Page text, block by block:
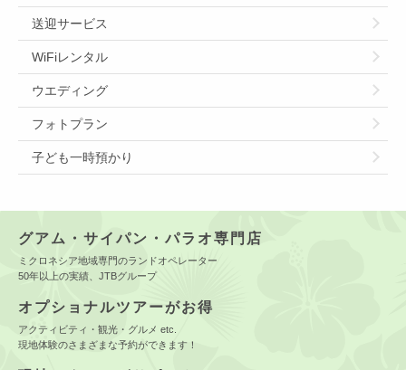
送迎サービス
WiFiレンタル
ウエディング
フォトプラン
子ども一時預かり
グアム・サイパン・パラオ専門店
ミクロネシア地域専門のランドオペレーター
50年以上の実績、JTBグループ
オプショナルツアーがお得
アクティビティ・観光・グルメ etc.
現地体験のさまざまな予約ができます！